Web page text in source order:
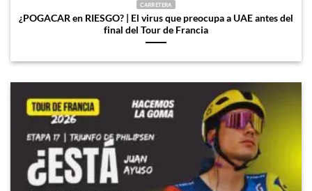
CARRETERA
¿POGACAR en RIESGO? | El virus que preocupa a UAE antes del
final del Tour de Francia